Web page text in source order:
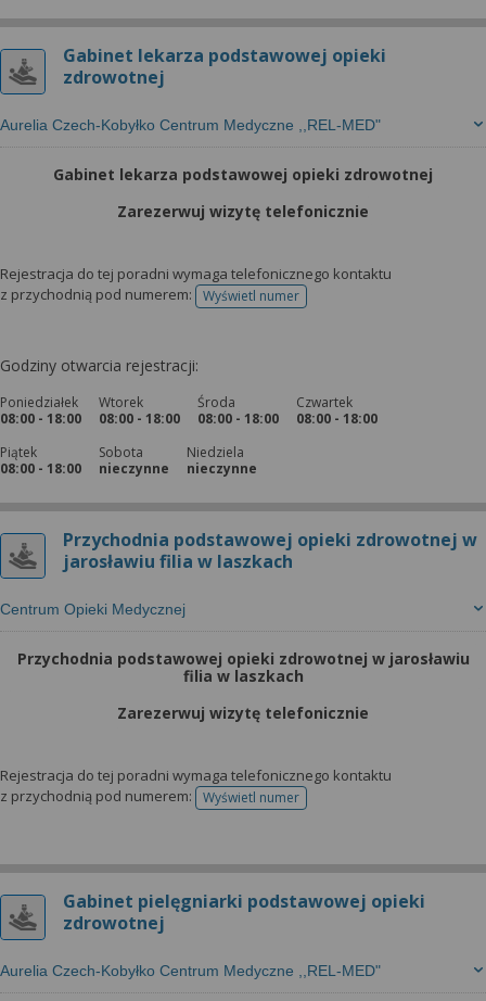
Gabinet lekarza podstawowej opieki
zdrowotnej
Aurelia Czech-Kobyłko Centrum Medyczne ,,REL-MED"
Gabinet lekarza podstawowej opieki zdrowotnej
Zarezerwuj wizytę telefonicznie
Rejestracja do tej poradni wymaga telefonicznego kontaktu
z przychodnią pod numerem:
Wyświetl numertelefonu do rejestracji
Godziny otwarcia rejestracji:
Poniedziałek
08:00 - 18:00
Wtorek
08:00 - 18:00
Środa
08:00 - 18:00
Czwartek
08:00 - 18:00
Piątek
08:00 - 18:00
Sobota
nieczynne
Niedziela
nieczynne
Przychodnia podstawowej opieki zdrowotnej w
jarosławiu filia w laszkach
Centrum Opieki Medycznej
Przychodnia podstawowej opieki zdrowotnej w jarosławiu
filia w laszkach
Zarezerwuj wizytę telefonicznie
Rejestracja do tej poradni wymaga telefonicznego kontaktu
z przychodnią pod numerem:
Wyświetl numertelefonu do rejestracji
Gabinet pielęgniarki podstawowej opieki
zdrowotnej
Aurelia Czech-Kobyłko Centrum Medyczne ,,REL-MED"